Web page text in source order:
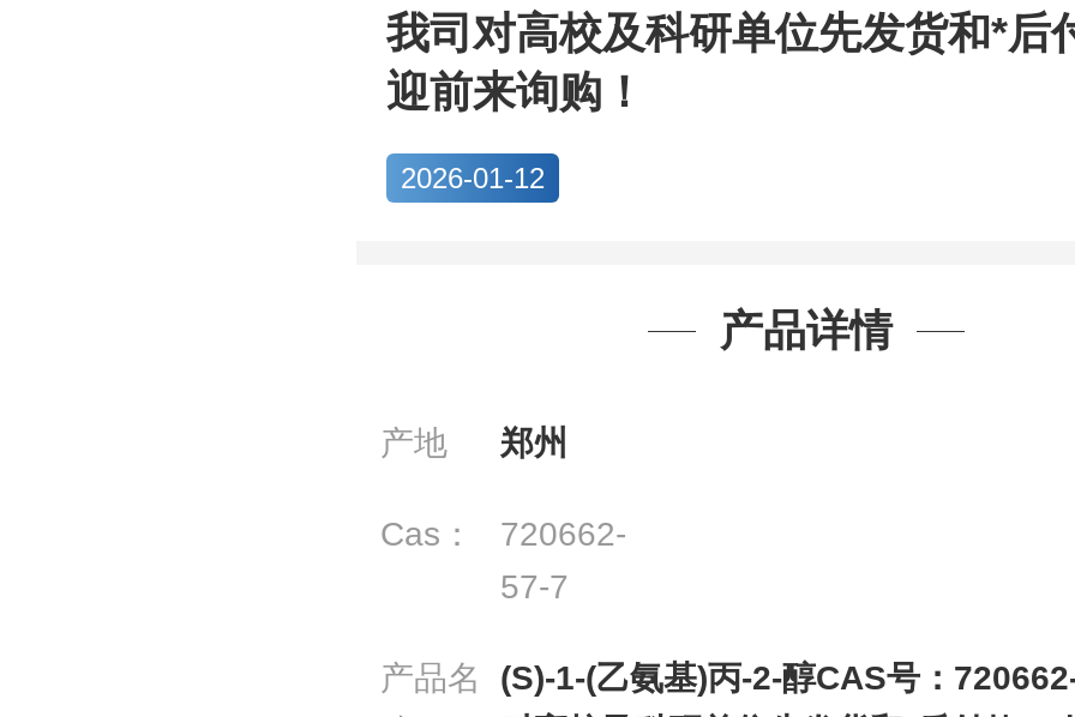
我司对高校及科研单位先发货和*后
迎前来询购！
2026-01-12
产品详情
产地 郑州
Cas：
720662-
57-7
产品名
(S)-1-(乙氨基)丙-2-醇CAS号：